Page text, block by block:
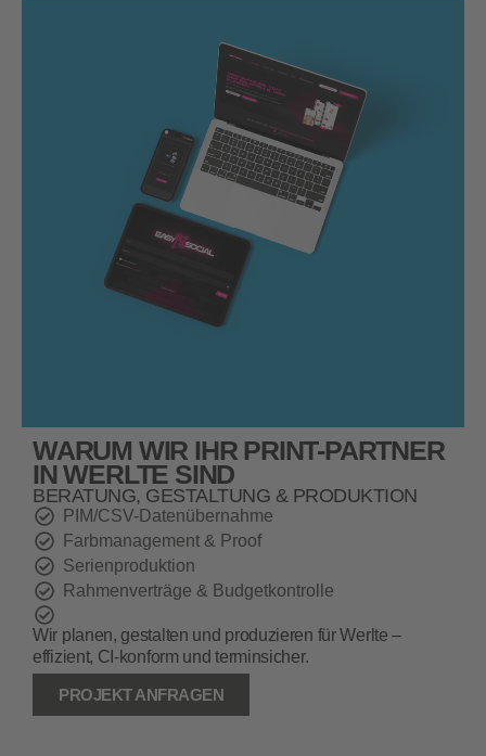
WARUM WIR IHR PRINT-PARTNER
IN WERLTE SIND
BERATUNG, GESTALTUNG & PRODUKTION
PIM/CSV-Datenübernahme
Farbmanagement & Proof
Serienproduktion
Rahmenverträge & Budgetkontrolle
Wir planen, gestalten und produzieren für Werlte –
effizient, CI-konform und terminsicher.
PROJEKT ANFRAGEN